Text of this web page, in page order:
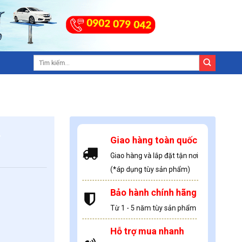
Giao hàng toàn quốc
Giao hàng và lắp đặt tận nơi
(*áp dụng tùy sản phẩm)
Bảo hành chính hãng
Từ 1 - 5 năm tùy sản phẩm
Hỗ trợ mua nhanh